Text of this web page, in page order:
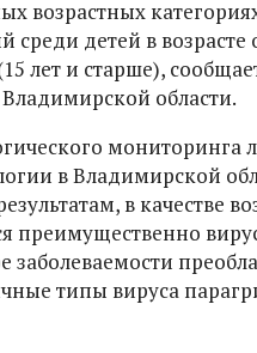
возрастных
среди детей в возрасте
лет и старше),
области.
мониторинга
в Владимирской
в качестве
преимущественно
заболеваемости
типы вируса